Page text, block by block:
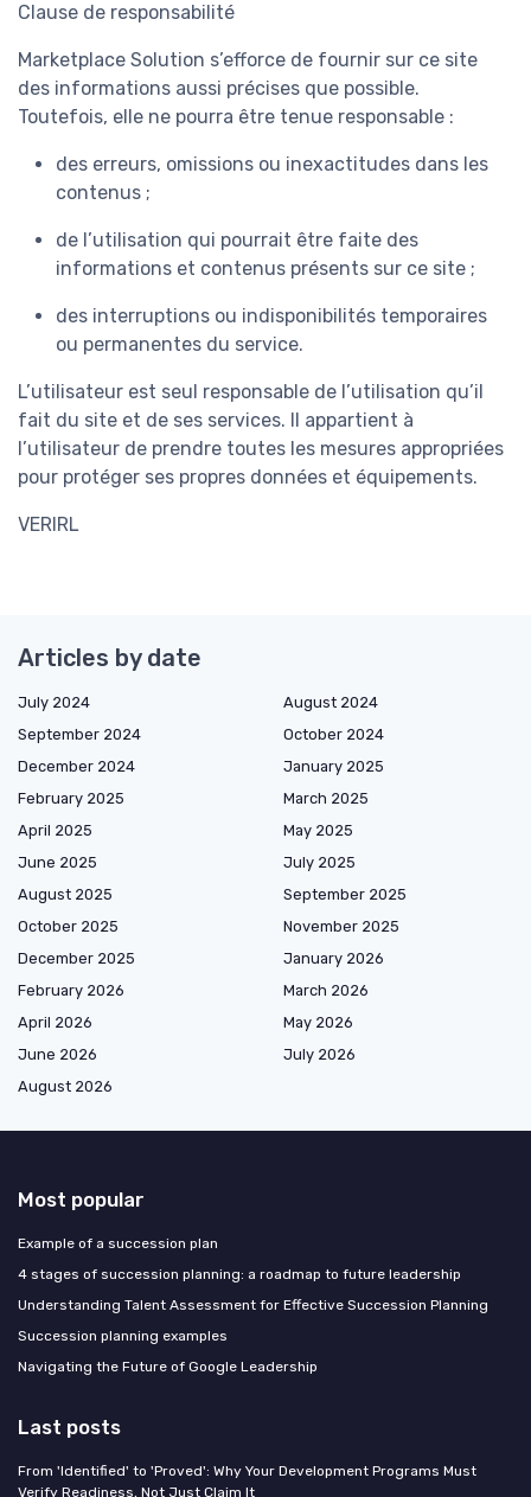
Clause de responsabilité
Marketplace Solution s’efforce de fournir sur ce site
des informations aussi précises que possible.
Toutefois, elle ne pourra être tenue responsable :
des erreurs, omissions ou inexactitudes dans les
contenus ;
de l’utilisation qui pourrait être faite des
informations et contenus présents sur ce site ;
des interruptions ou indisponibilités temporaires
ou permanentes du service.
L’utilisateur est seul responsable de l’utilisation qu’il
fait du site et de ses services. Il appartient à
l’utilisateur de prendre toutes les mesures appropriées
pour protéger ses propres données et équipements.
VERIRL
Articles by date
July 2024
August 2024
September 2024
October 2024
December 2024
January 2025
February 2025
March 2025
April 2025
May 2025
June 2025
July 2025
August 2025
September 2025
October 2025
November 2025
December 2025
January 2026
February 2026
March 2026
April 2026
May 2026
June 2026
July 2026
August 2026
Most popular
Example of a succession plan
4 stages of succession planning: a roadmap to future leadership
Understanding Talent Assessment for Effective Succession Planning
Succession planning examples
Navigating the Future of Google Leadership
Last posts
From 'Identified' to 'Proved': Why Your Development Programs Must
Verify Readiness, Not Just Claim It